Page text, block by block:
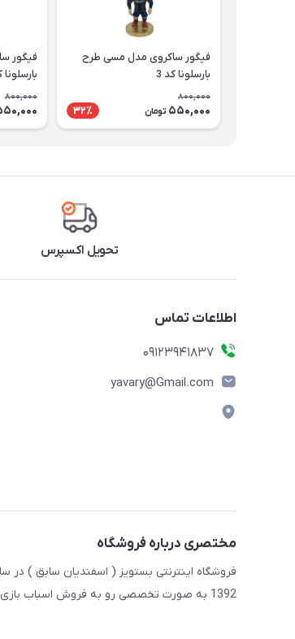
فیگور ساکروی مدل مسی طرح
بارسلونا کد 3
800,000
550,000 تومان 32٪
فیگور
بارسلونا
800,000
تحویل اکسپرس
اطلاعات تماس
09123941837
yavary@Gmail.com
مختصری درباره فروشگاه
1392 به صورت تخصصی رو به فروش اسباب بازی آورد